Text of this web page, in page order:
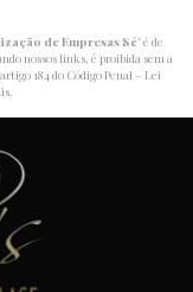
de Empresas Sé" é de
nossos links, é proibida sem a
184 do Código Penal – Lei
.